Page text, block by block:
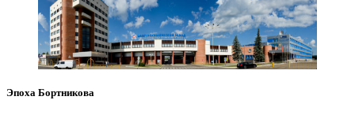
Эпоха Бортникова